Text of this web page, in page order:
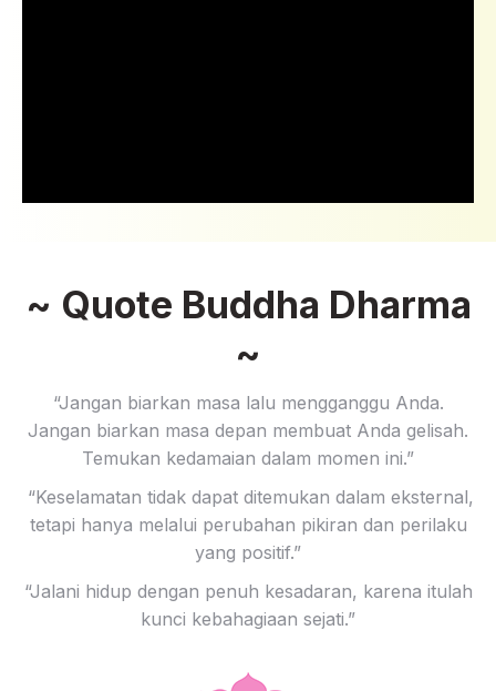
~ Quote Buddha Dharma
~
“Jangan biarkan masa lalu mengganggu Anda.
Jangan biarkan masa depan membuat Anda gelisah.
Temukan kedamaian dalam momen ini.”
“Keselamatan tidak dapat ditemukan dalam eksternal,
tetapi hanya melalui perubahan pikiran dan perilaku
yang positif.”
“Jalani hidup dengan penuh kesadaran, karena itulah
kunci kebahagiaan sejati.”